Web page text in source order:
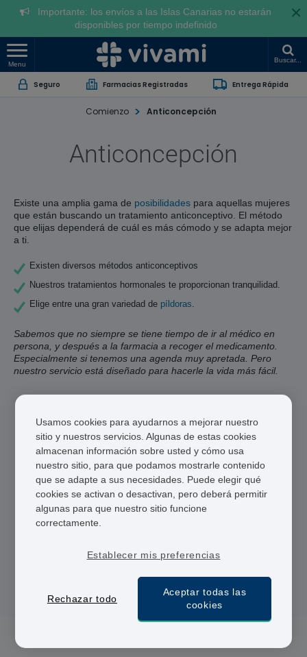
Importante: los envíos a las Islas Canarias no estarán
disponibles por tiempo indefinido
×
Menu
Buscar...
Seguro Farmacias Registradas Entrega Rápida
Comienzo Anticoncepción
Anticoncepción
Existe una amplia gama de posibilidades para aquellas mujeres
que están buscando un tratamiento anticonceptivo. El método
que elijas dependerá de cuál es más cómodo y se adapta mejor
a ti.
Existen diversos métodos anticonceptivos
Nuestros tratamientos hormonales te proporcionan tranquilidad.
Elige entre una gran variedad de píldoras.
Sabemos que no siempre se tiene tiempo de ir al médico en
persona, y después a la farmacia a recoger el medicamento.
Especialmente si tenemos una agenda muy apretada. Pero
nuestro servicio está diseñado para hacerle la vida más fácil.
Médicos y Farmacéuticos Colegiados
Envio en 24h
Pago Seguro
Usamos cookies para ayudarnos a mejorar nuestro
sitio y nuestros servicios. Algunas de estas cookies
almacenan información sobre usted y cómo usa
nuestro sitio, para que podamos mostrarle contenido
que se adapte a sus necesidades. Puede elegir qué
cookies se activan o desactivan, pero deberá permitir
algunas para que nuestro sitio funcione
correctamente.
Rechazar todo
Aceptar todas las
cookies
Establecer mis preferencias